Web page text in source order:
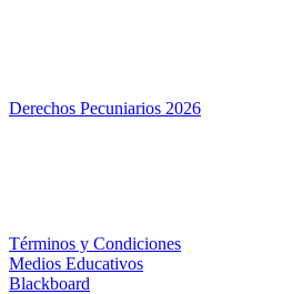
Derechos Pecuniarios 2026
Términos y Condiciones
Medios Educativos
Blackboard